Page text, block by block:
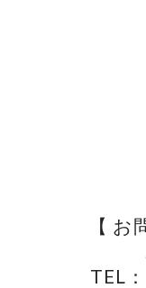
【
TEL